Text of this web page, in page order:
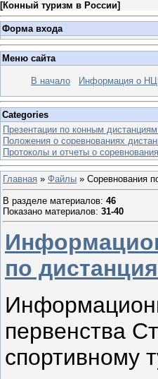
[Конный туризм в России]
Форма входа
Меню сайта
В начало Информация о
Categories
Презентации по конным
Положения о соревнованиях
Протоколы и отчеты о
Главная » Файлы » Соревнования
В разделе материалов: 46
Показано материалов: 31-40
по
первенства
спортивному